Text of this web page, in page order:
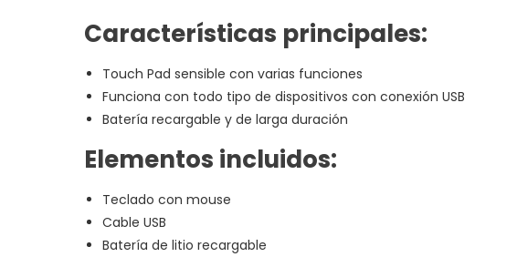
Características principales:
Touch Pad sensible con varias funciones
Funciona con todo tipo de dispositivos con conexión USB
Batería recargable y de larga duración
Elementos incluidos:
Teclado con mouse
Cable USB
Batería de litio recargable